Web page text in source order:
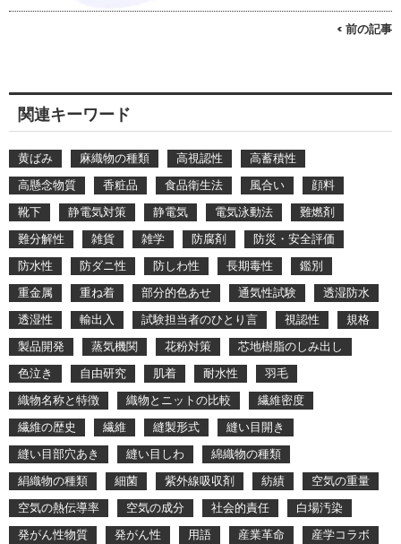
< 前の記事
関連キーワード
黄ばみ 麻織物の種類 高視認性
高蓄積性
高懸念物質
香粧品 食品衛生法 風合い
顔料
靴下
静電気対策 静電気 電気泳動法
難燃剤
難分解性
雑貨 雑学 防腐剤
防災・安全評価
防水性
防ダニ性 防しわ性 長期毒性
鑑別
重金属
重ね着 部分的色あせ 通気性試験
透湿防水
透湿性
輸出入 試験担当者のひとり言 視認性
規格
製品開発
蒸気機関 花粉対策
芯地樹脂のしみ出し
色泣き
自由研究 肌着 耐水性
羽毛
織物名称と特徴
織物とニットの比較
繊維密度
繊維の歴史
繊維 縫製形式
縫い目開き
縫い目部穴あき
縫い目しわ
綿織物の種類
絹織物の種類
細菌 紫外線吸収剤 紡績
空気の重量
空気の熱伝導率
空気の成分 社会的責任
白場汚染
発がん性物質
発がん性 用語 産業革命
産学コラボ